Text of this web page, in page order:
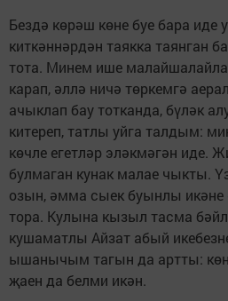
Бездә көрәш көне буе бара иде
киткәннәрдән таякка таянган
тота. Минем ише
карап, әллә ничә төркемгә
ачыклап бау тотканда, бүләк
китереп, татлы уйга талдым:
көчле егетләр эләкмәгән иде.
булмаган кунак малае чыкты.
озын, әмма сыек буынлы
тора. Кулына кызыл тасма
кушаматлы Айзат абый
ышанычым тагын да артты:
җаен да белми икән.